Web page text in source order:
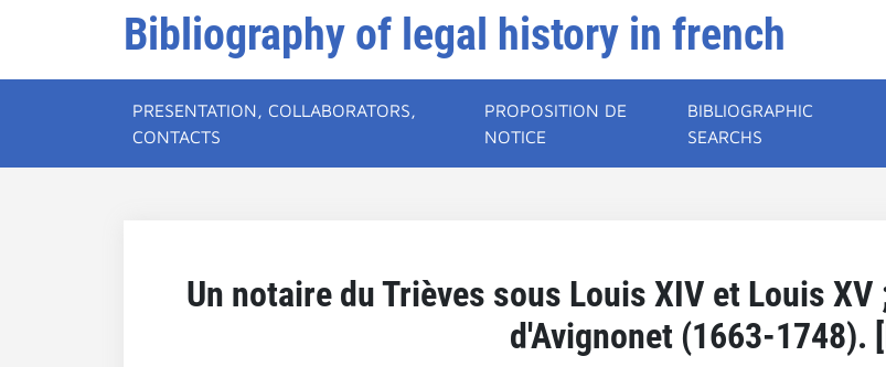
Bibliography of legal history in french
PRESENTATION, COLLABORATORS,
CONTACTS
PROPOSITION DE
NOTICE
BIBLIOGRAPHIC
SEARCHS
Un notaire du Trièves sous Louis XIV et Louis
d'Avignonet (1663-1748).